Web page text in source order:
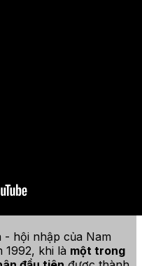
hội nhập của Nam
1992, khi là một trong